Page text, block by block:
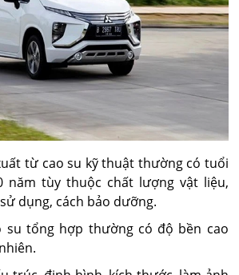
từ cao su kỹ thuật thường có tuổi
năm tùy thuộc chất lượng vật liệu,
dụng, cách bảo dưỡng.
su tổng hợp thường có độ bền cao